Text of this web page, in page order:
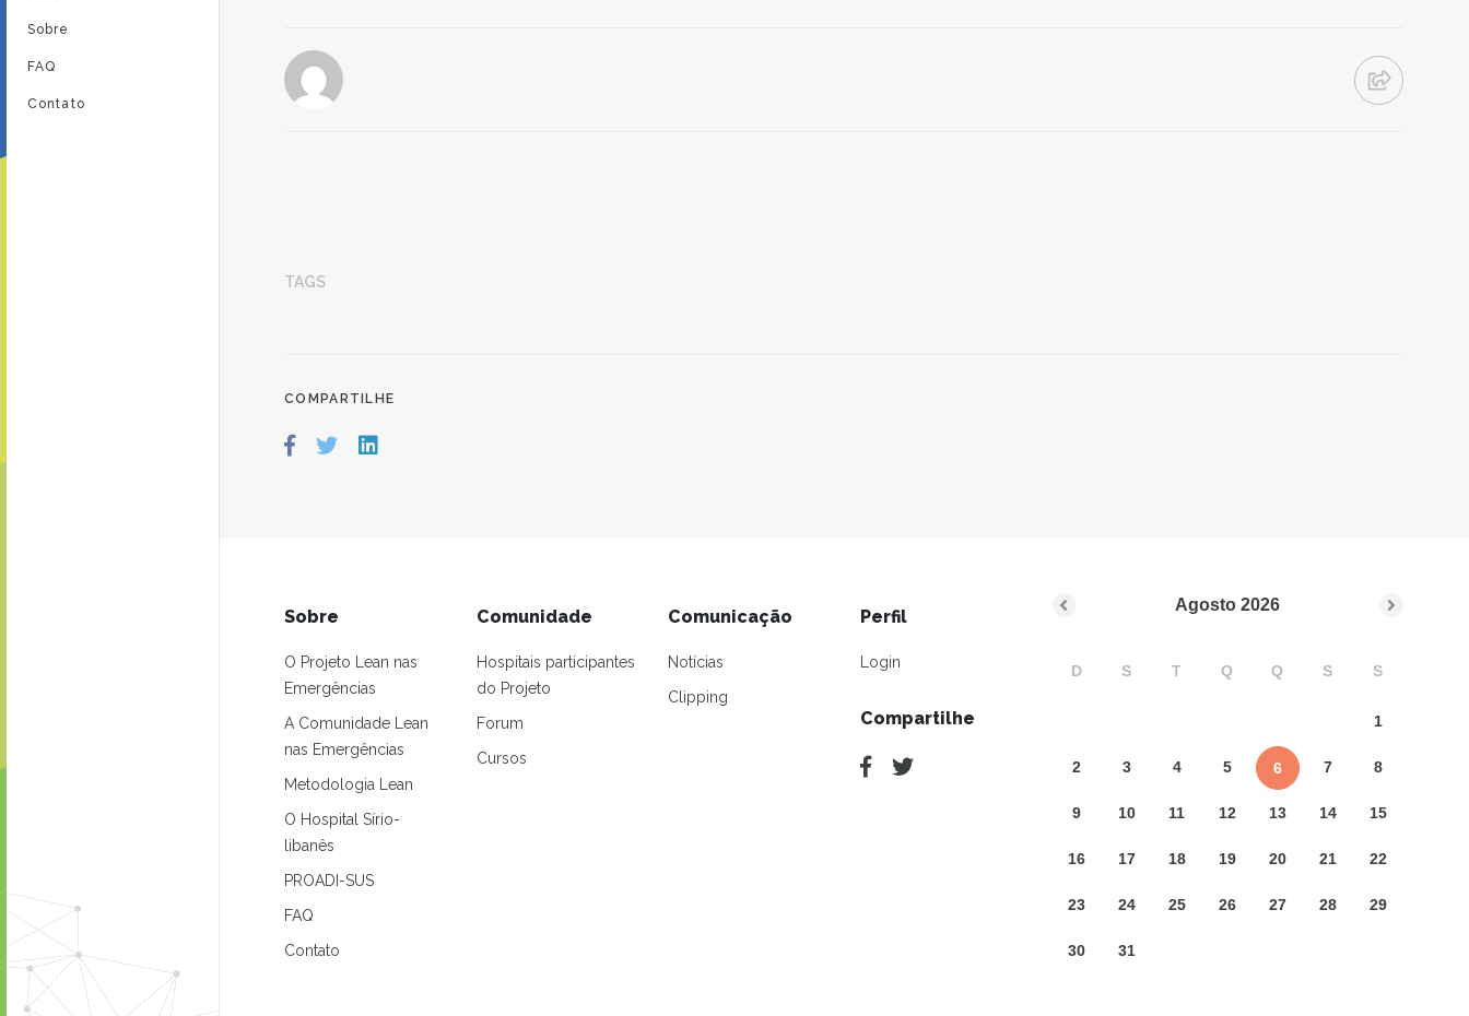
Sobre
FAQ
Contato
TAGS
COMPARTILHE
Sobre
O Projeto Lean nas
Emergências
A Comunidade Lean
nas Emergências
Metodologia Lean
O Hospital Sírio-
libanês
PROADI-SUS
FAQ
Contato
Comunidade
Hospitais participantes
do Projeto
Forum
Cursos
Comunicação
Notícias
Clipping
Perfil
Login
Compartilhe
Agosto 2026
D S T Q Q S S
1
2 3 4 5 6 7 8
9 10 11 12 13 14 15
16 17 18 19 20 21 22
23 24 25 26 27 28 29
30 31